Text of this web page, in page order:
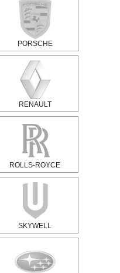
PORSCHE
RENAULT
ROLLS-ROYCE
SKYWELL